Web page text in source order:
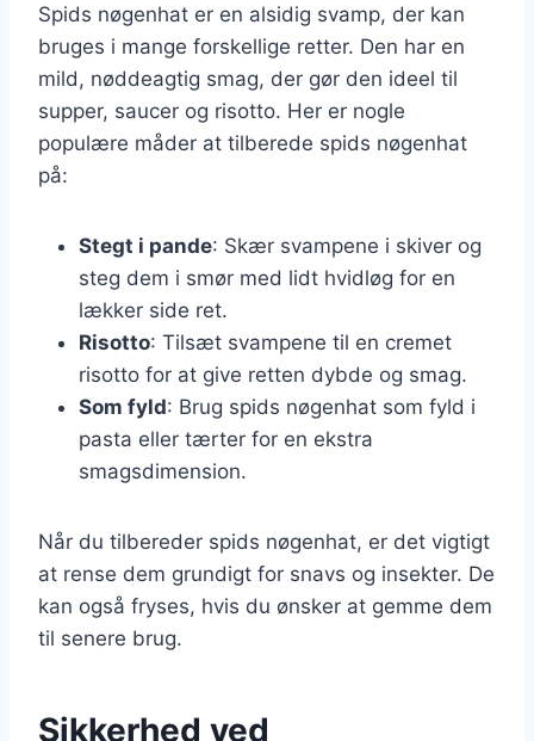
Spids nøgenhat er en alsidig svamp, der kan
bruges i mange forskellige retter. Den har en
mild, nøddeagtig smag, der gør den ideel til
supper, saucer og risotto. Her er nogle
populære måder at tilberede spids nøgenhat
på:
Stegt i pande: Skær svampene i skiver og
steg dem i smør med lidt hvidløg for en
lækker side ret.
Risotto: Tilsæt svampene til en cremet
risotto for at give retten dybde og smag.
Som fyld: Brug spids nøgenhat som fyld i
pasta eller tærter for en ekstra
smagsdimension.
Når du tilbereder spids nøgenhat, er det vigtigt
at rense dem grundigt for snavs og insekter. De
kan også fryses, hvis du ønsker at gemme dem
til senere brug.
Sikkerhed ved